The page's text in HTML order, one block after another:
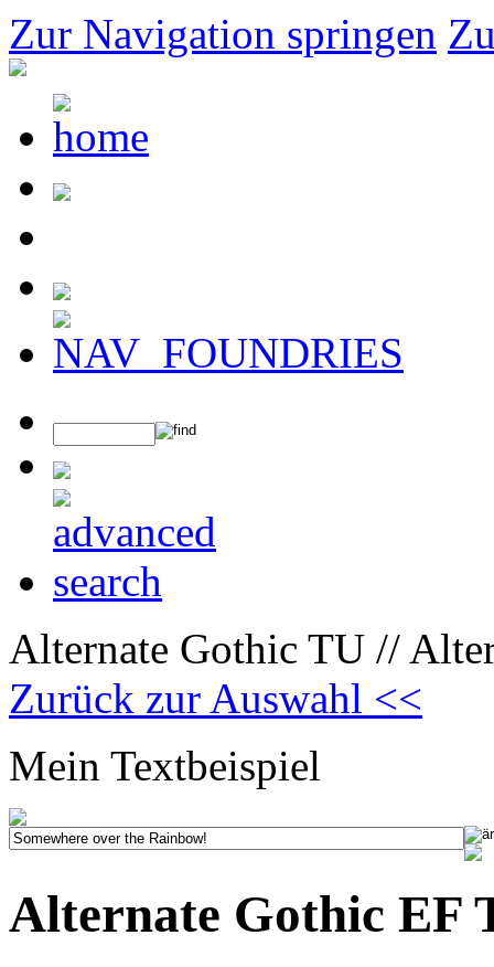
Zur Navigation springen
Alternate Gothic TU //
Zurück zur Auswahl <<
Mein Textbeispiel
Alternate Gothic EF